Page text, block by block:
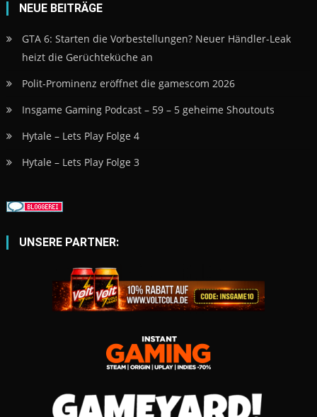
NEUE BEITRÄGE
GTA 6: Starten die Vorbestellungen? Neuer Händler-Leak
heizt die Gerüchteküche an
Polit-Prominenz eröffnet die gamescom 2026
Insgame Gaming Podcast – 59 – 5 geheime Shoutouts
Hytale – Lets Play Folge 4
Hytale – Lets Play Folge 3
UNSERE PARTNER: